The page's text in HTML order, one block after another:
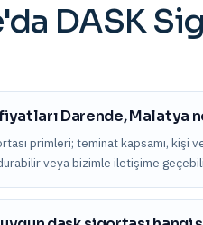
'da DASK
Darende, Malatya
primleri; teminat kapsamı, kişi
veya bizimle iletişime